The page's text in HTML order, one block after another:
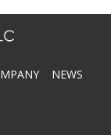
NEWS